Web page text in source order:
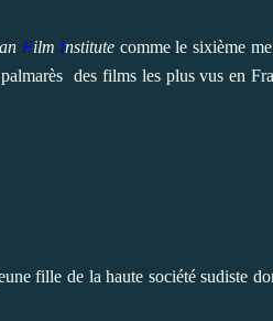
Film Institute comme le sixième
des films les plus vus en
fille de la haute société sudiste